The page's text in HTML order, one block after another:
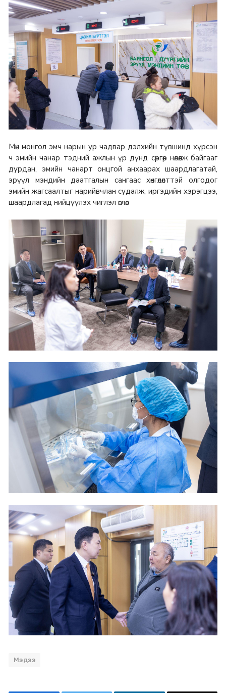
Мөн монгол эмч нарын ур чадвар дэлхийн түвшинд хүрсэн
ч эмийн чанар тэдний ажлын үр дүнд сөргөөр нөлөөлж байгааг
дурдан, эмийн чанарт онцгой анхаарах шаардлагатай,
эрүүл мэндийн даатгалын сангаас хөнгөлөлттэй олгодог
эмийн жагсаалтыг нарийвчлан судалж, иргэдийн хэрэгцээ,
шаардлагад нийцүүлэх чиглэл өглөө.
Мэдээ